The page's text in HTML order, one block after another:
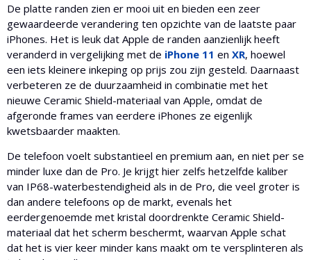
De platte randen zien er mooi uit en bieden een zeer
gewaardeerde verandering ten opzichte van de laatste paar
iPhones. Het is leuk dat Apple de randen aanzienlijk heeft
veranderd in vergelijking met de iPhone 11 en XR, hoewel
een iets kleinere inkeping op prijs zou zijn gesteld. Daarnaast
verbeteren ze de duurzaamheid in combinatie met het
nieuwe Ceramic Shield-materiaal van Apple, omdat de
afgeronde frames van eerdere iPhones ze eigenlijk
kwetsbaarder maakten.
De telefoon voelt substantieel en premium aan, en niet per se
minder luxe dan de Pro. Je krijgt hier zelfs hetzelfde kaliber
van IP68-waterbestendigheid als in de Pro, die veel groter is
dan andere telefoons op de markt, evenals het
eerdergenoemde met kristal doordrenkte Ceramic Shield-
materiaal dat het scherm beschermt, waarvan Apple schat
dat het is vier keer minder kans maakt om te versplinteren als